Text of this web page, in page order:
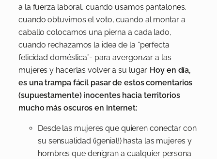
a la fuerza laboral, cuando usamos pantalones,
cuando obtuvimos el voto, cuando al montar a
caballo colocamos una pierna a cada lado,
cuando rechazamos la idea de la “perfecta
felicidad doméstica”- para avergonzar a las
mujeres y hacerlas volver a su lugar. Hoy en día,
es una trampa fácil pasar de estos comentarios
(supuestamente) inocentes hacia territorios
mucho más oscuros en internet:
Desde las mujeres que quieren conectar con
su sensualidad (¡genial!) hasta las mujeres y
hombres que denigran a cualquier persona